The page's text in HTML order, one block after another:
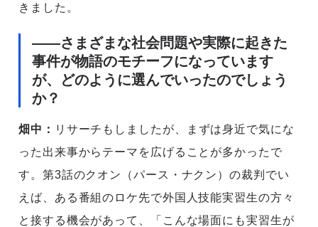
きました。
――さまざまな社会問題や実際に起きた
事件が物語のモチーフになっています
が、どのように選んでいったのでしょう
か？
畑中： リサーチもしましたが、まずは身近で気にな
った出来事からテーマを広げることが多かったで
す。第3話のクオン（パース・ナクン）の裁判でい
えば、ある番組のロケ先で外国人技能実習生の方々
と接する機会があって、「こんな場面にも実習生が